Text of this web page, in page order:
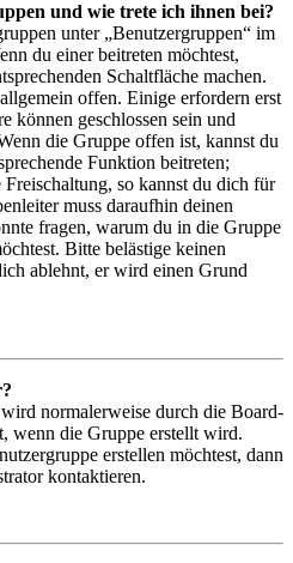
und wie trete ich ihnen bei?
unter „Benutzergruppen“ im
du einer beitreten möchtest,
Schaltfläche machen.
offen. Einige erfordern erst
können geschlossen sein und
die Gruppe offen ist, kannst du
Funktion beitreten;
so kannst du dich für
muss daraufhin deinen
fragen, warum du in die Gruppe
Bitte belästige keinen
ablehnt, er wird einen Grund
normalerweise durch die Board-
wenn die Gruppe erstellt wird.
erstellen möchtest, dann
kontaktieren.